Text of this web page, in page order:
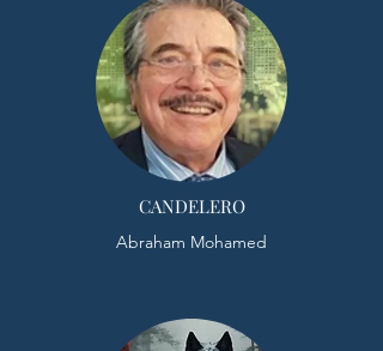
CANDELERO
Abraham Mohamed